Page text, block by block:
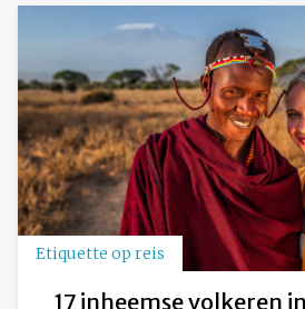
Etiquette op reis
17 inheemse volkeren